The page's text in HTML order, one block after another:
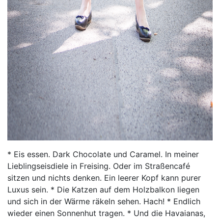
* Eis essen. Dark Chocolate und Caramel. In meiner
Lieblingseisdiele in Freising. Oder im Straßencafé
sitzen und nichts denken. Ein leerer Kopf kann purer
Luxus sein. * Die Katzen auf dem Holzbalkon liegen
und sich in der Wärme räkeln sehen. Hach! * Endlich
wieder einen Sonnenhut tragen. * Und die Havaianas,